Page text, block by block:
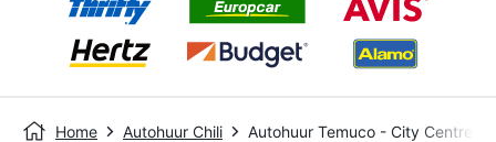
Home Autohuur Chili Autohuur Temuco - City Centre